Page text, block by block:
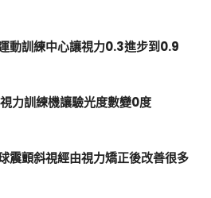
動訓練中心讓視力0.3進步到0.9
力訓練機讓驗光度數變0度
震顫斜視經由視力矯正後改善很多